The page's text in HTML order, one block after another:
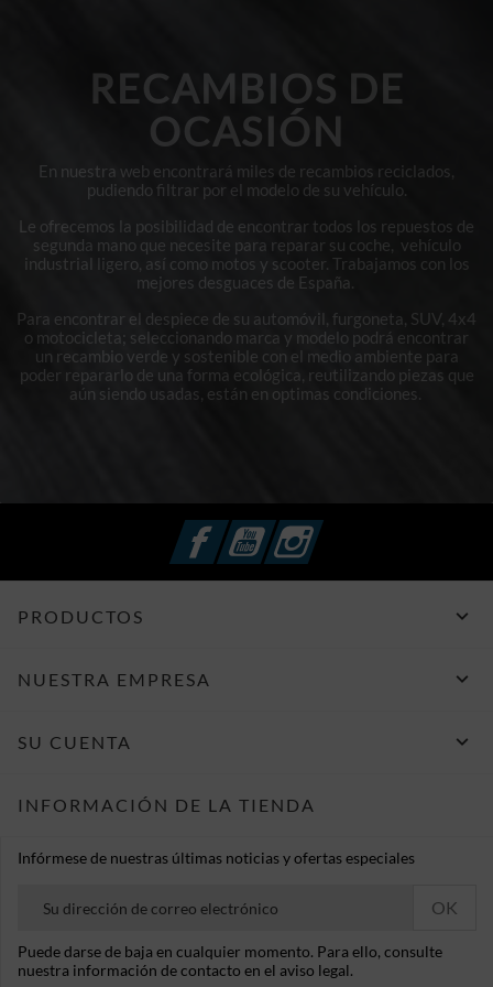
RECAMBIOS DE
OCASIÓN
En nuestra web encontrará miles de recambios reciclados,
pudiendo filtrar por el modelo de su vehículo.
Le ofrecemos la posibilidad de encontrar todos los repuestos de
segunda mano que necesite para reparar su coche, vehículo
industrial ligero, así como motos y scooter. Trabajamos con los
mejores desguaces de España.
Para encontrar el despiece de su automóvil, furgoneta, SUV, 4x4
o motocicleta; seleccionando marca y modelo podrá encontrar
un recambio verde y sostenible con el medio ambiente para
poder repararlo de una forma ecológica, reutilizando piezas que
aún siendo usadas, están en optimas condiciones.
FacebookYouTubeInstagram
PRODUCTOS 
NUESTRA EMPRESA 
SU CUENTA 
INFORMACIÓN DE LA TIENDA
Infórmese de nuestras últimas noticias y ofertas especiales
Puede darse de baja en cualquier momento. Para ello, consulte
nuestra información de contacto en el aviso legal.